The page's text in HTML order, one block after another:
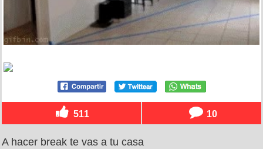
511 10
A hacer break te vas a tu casa